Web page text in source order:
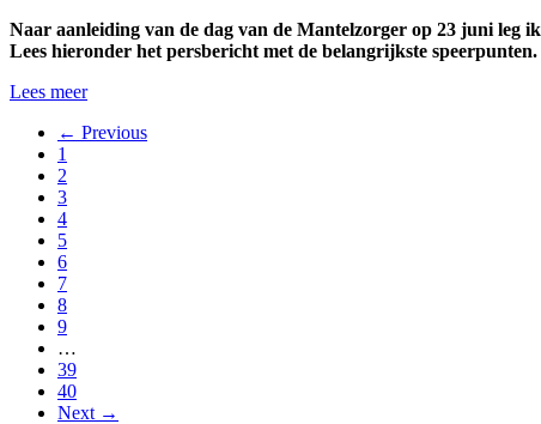
Naar aanleiding van de dag van de Mantelzorger op 23 juni leg
Lees hieronder het persbericht met de belangrijkste speerpunten.
Lees meer
← Previous
1
2
3
4
5
6
7
8
9
…
39
40
Next →